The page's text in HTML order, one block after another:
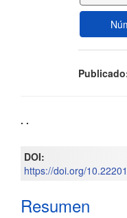
Contenido
principal
del
artículo
. .
DOI:
https://doi.org/
Resumen